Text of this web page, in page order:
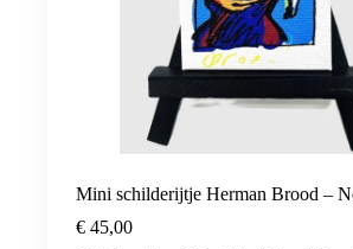
Mini schilderijtje Herman Brood –
€ 45,00